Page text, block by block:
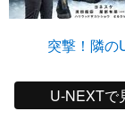
突撃！隣の
U-NEXTで